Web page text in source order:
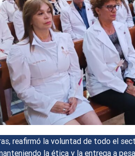
reafirmó la voluntad de todo el
la ética y la entrega a